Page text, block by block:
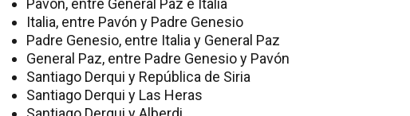
Pavón, entre General Paz e Italia
Italia, entre Pavón y Padre Genesio
Padre Genesio, entre Italia y General Paz
General Paz, entre Padre Genesio y Pavón
Santiago Derqui y República de Siria
Santiago Derqui y Las Heras